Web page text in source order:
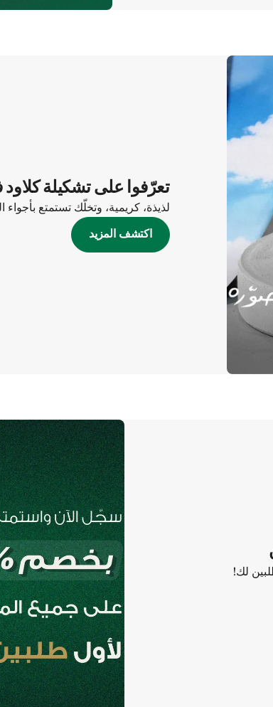
تعرّفوا على تشكيلة كلاود
لذيذة، كريمية، وتخلّك تستمتع
اكتشف المزيد